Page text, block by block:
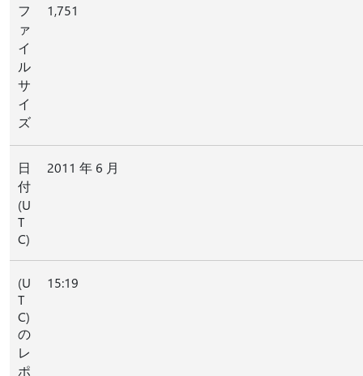
フ
ァ
イ
ル
サ
イ
ズ
1,751
日
付
(U
T
C)
2011 年 6 月
(U
T
C)
の
レ
ポ
15:19